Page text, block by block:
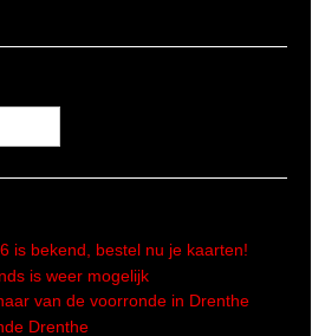
is bekend, bestel nu je kaarten!
is weer mogelijk
van de voorronde in Drenthe
Drenthe